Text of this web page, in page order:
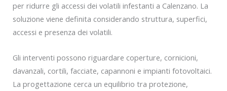
per ridurre gli accessi dei volatili infestanti a Calenzano. La
soluzione viene definita considerando struttura, superfici,
accessi e presenza dei volatili.
Gli interventi possono riguardare coperture, cornicioni,
davanzali, cortili, facciate, capannoni e impianti fotovoltaici.
La progettazione cerca un equilibrio tra protezione,